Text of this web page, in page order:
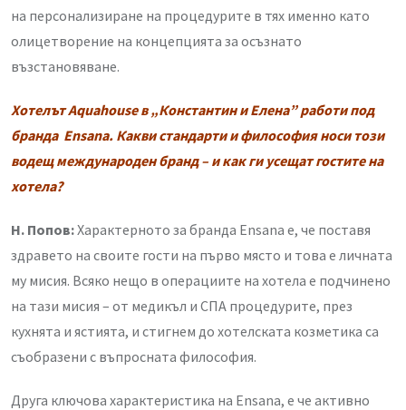
на персонализиране на процедурите в тях именно като
олицетворение на концепцията за осъзнато
възстановяване.
Хотелът Aquahouse в „Константин и Елена” работи под
бранда Ensana. Какви стандарти и философия носи този
водещ международен бранд – и как ги усещат гостите на
хотела?
Н. Попов:Характерното за бранда Ensana e, че поставя
здравето на своите гости на първо място и това е личната
му мисия. Всяко нещо в операциите на хотела е подчинено
на тази мисия – от медикъл и СПА процедурите, през
кухнята и ястията, и стигнем до хотелската козметика са
съобразени с въпросната философия.
Друга ключова характеристика на Ensana, е че активно